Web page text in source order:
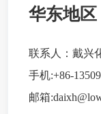
华东地区
联系人：戴兴
手机:+86-
邮箱